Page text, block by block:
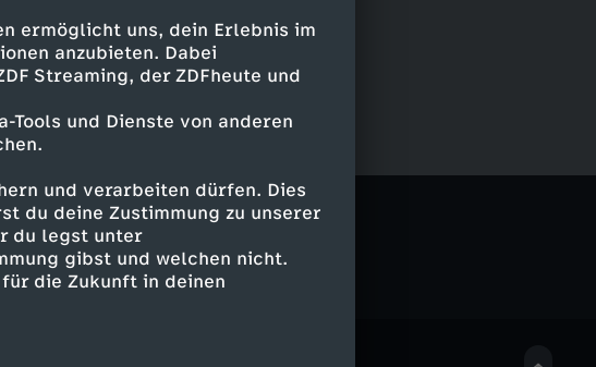
ermöglicht uns, dein Erlebnis im
anzubieten. Dabei
Streaming, der ZDFheute und
Tools und Dienste von anderen
und verarbeiten dürfen. Dies
du deine Zustimmung zu unserer
du legst unter
gibst und welchen nicht.
die Zukunft in deinen
peinlich?